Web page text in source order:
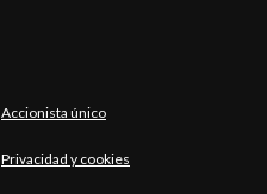
Accionista único
Privacidad y cookies